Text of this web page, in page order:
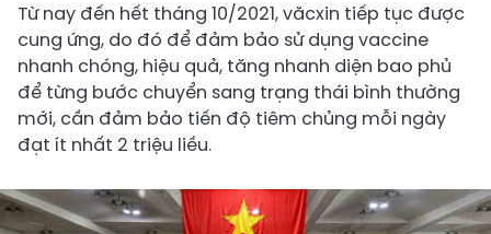
Từ nay đến hết tháng 10/2021, văcxin tiếp tục được
cung ứng, do đó để đảm bảo sử dụng vaccine
nhanh chóng, hiệu quả, tăng nhanh diện bao phủ
để từng bước chuyển sang trạng thái bình thường
mới, cần đảm bảo tiến độ tiêm chủng mỗi ngày
đạt ít nhất 2 triệu liều.